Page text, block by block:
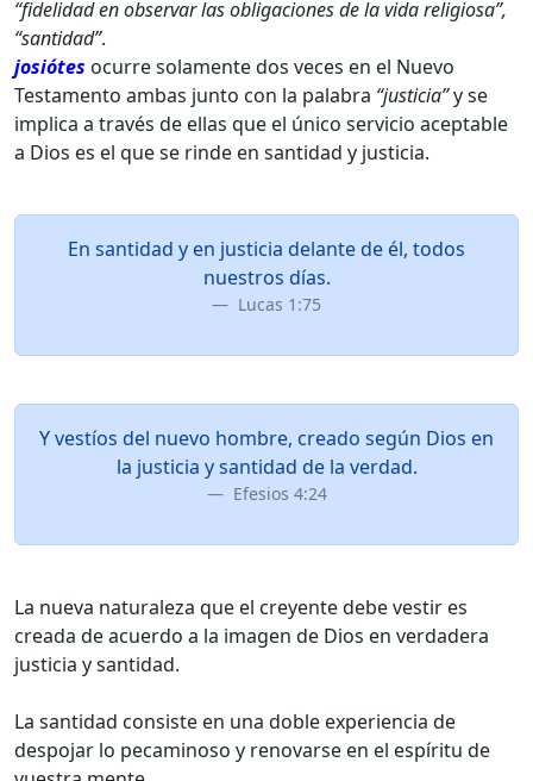
“fidelidad en observar las obligaciones de la vida religiosa”,
“santidad”.
josiótes ocurre solamente dos veces en el Nuevo
Testamento ambas junto con la palabra “justicia”y se
implica a través de ellas que el único servicio aceptable
a Dios es el que se rinde en santidad y justicia.
En santidad y en justicia delante de él, todos
nuestros días.
Lucas 1:75
Y vestíos del nuevo hombre, creado según Dios en
la justicia y santidad de la verdad.
Efesios 4:24
La nueva naturaleza que el creyente debe vestir es
creada de acuerdo a la imagen de Dios en verdadera
justicia y santidad.
La santidad consiste en una doble experiencia de
despojar lo pecaminoso y renovarse en el espíritu de